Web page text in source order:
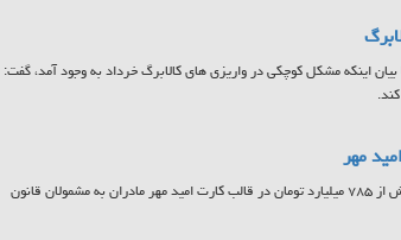
اینکه مشکل کوچکی در واریزی های کالابرگ خرداد به وجود آمد، گفت:
به گزارش حراج کن یک مسئول گفت: از ابتدای سال ۱۴۰۵ تاکنون بیش از ۷۸۵ میلیارد تومان در قالب کارت امید مهر مادران به مشمولان قانون